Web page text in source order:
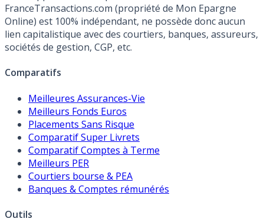
FranceTransactions.com (propriété de Mon Epargne
Online) est 100% indépendant, ne possède donc aucun
lien capitalistique avec des courtiers, banques, assureurs,
sociétés de gestion, CGP, etc.
Comparatifs
Meilleures Assurances-Vie
Meilleurs Fonds Euros
Placements Sans Risque
Comparatif Super Livrets
Comparatif Comptes à Terme
Meilleurs PER
Courtiers bourse & PEA
Banques & Comptes rémunérés
Outils